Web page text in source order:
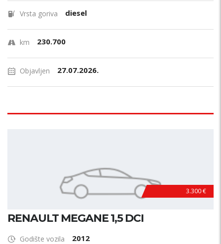
Vrsta goriva diesel
km 230.700
Objavljen 27.07.2026.
3.300 €
RENAULT MEGANE 1,5 DCI
Godište vozila 2012